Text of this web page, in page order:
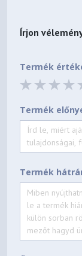
Írjon
Termék
Termék
Termék